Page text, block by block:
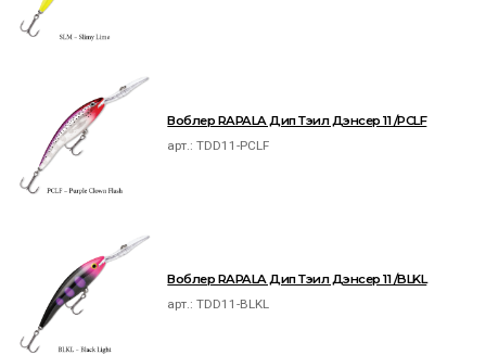
Воблер RAPALA Дип Тэил Дэнсер 11 /PCLF
арт.:TDD11-PCLF
Воблер RAPALA Дип Тэил Дэнсер 11 /BLKL
арт.:TDD11-BLKL